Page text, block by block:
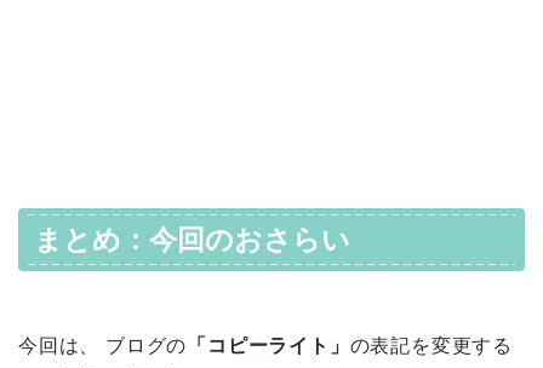
まとめ：今回のおさらい
今回は、 ブログの 「コピーライト」 の表記を変更する